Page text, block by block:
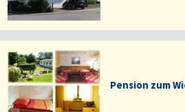
Pension zum